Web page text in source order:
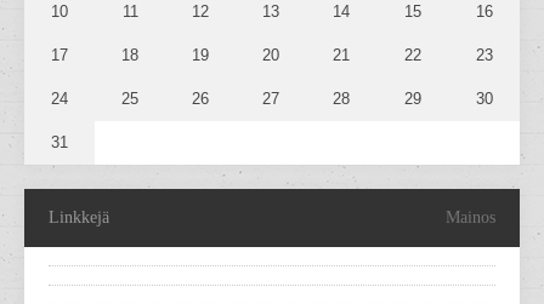
10 11 12 13 14 15 16
17 18 19 20 21 22 23
24 25 26 27 28 29 30
31
Linkkejä Mainos